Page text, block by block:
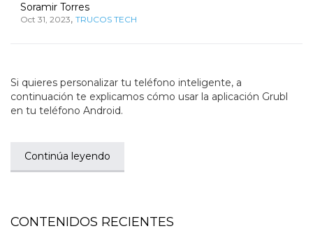
Soramir Torres
Oct 31, 2023, TRUCOS TECH
Si quieres personalizar tu teléfono inteligente, a
continuación te explicamos cómo usar la aplicación Grubl
en tu teléfono Android.
Continúa leyendo
CONTENIDOS RECIENTES